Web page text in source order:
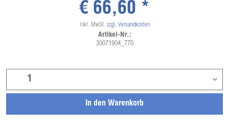
In den Warenkorb
€ 66,60 *
inkl. MwSt. zzgl. Versandkosten
Artikel-Nr.:
30071904_770